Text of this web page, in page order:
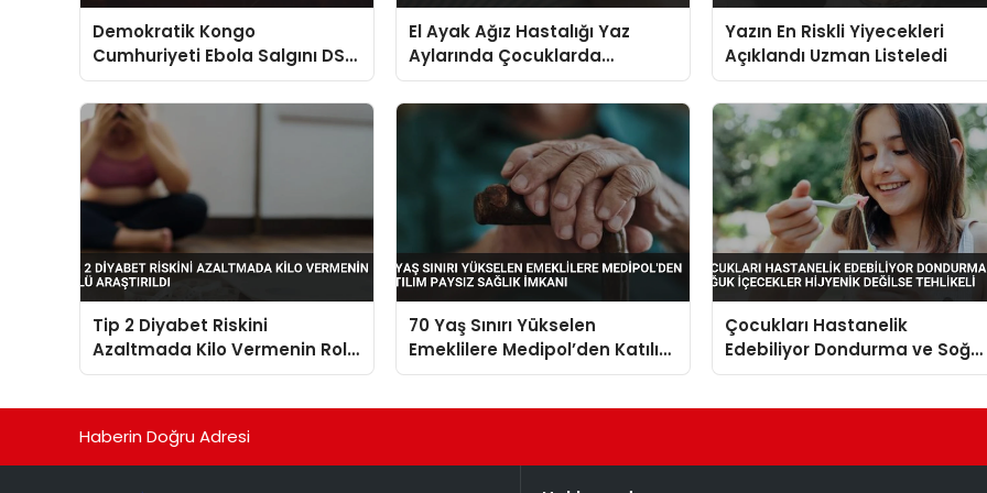
Demokratik Kongo
Cumhuriyeti Ebola Salgını DSÖ
Alarm Verdi
El Ayak Ağız Hastalığı Yaz
Aylarında Çocuklarda
Yayılıyor Döküntüleri
Suçiçeğiyle Karışabiliyor
Yazın En Riskli Yiyecekleri
Açıklandı Uzman Listeledi
Tip 2 Diyabet Riskini
Azaltmada Kilo Vermenin Rolü
Araştırıldı
70 Yaş Sınırı Yükselen
Emeklilere Medipol’den Katılım
Paysız Sağlık İmkanı
Çocukları Hastanelik
Edebiliyor Dondurma ve
İçecekler Hijyenik Değilse
Haberin Doğru Adresi